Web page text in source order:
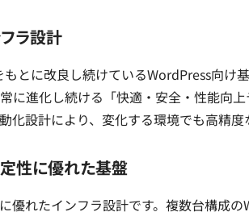
ラ設計
とに改良し続けているWordPress向け
に進化し続ける「快適・安全・性能向上
化設計により、変化する環境でも高精度
性に優れた基盤
優れたインフラ設計です。複数台構成